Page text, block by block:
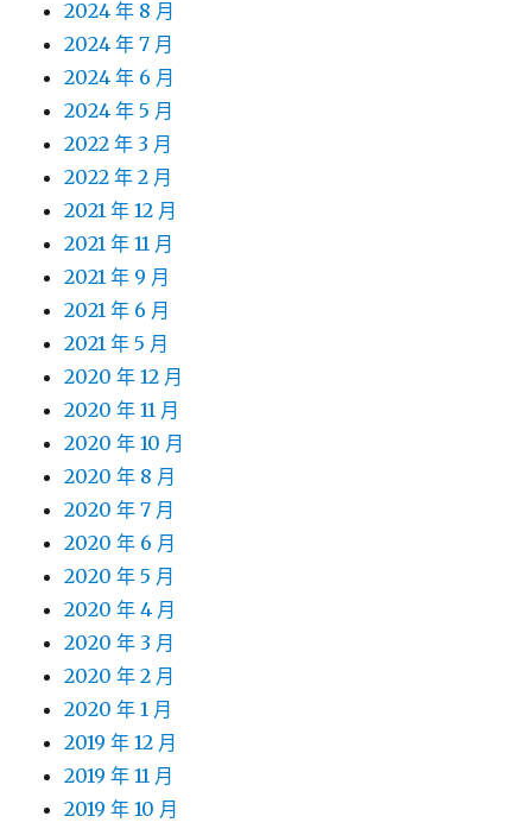
2024 年 8 月
2024 年 7 月
2024 年 6 月
2024 年 5 月
2022 年 3 月
2022 年 2 月
2021 年 12 月
2021 年 11 月
2021 年 9 月
2021 年 6 月
2021 年 5 月
2020 年 12 月
2020 年 11 月
2020 年 10 月
2020 年 8 月
2020 年 7 月
2020 年 6 月
2020 年 5 月
2020 年 4 月
2020 年 3 月
2020 年 2 月
2020 年 1 月
2019 年 12 月
2019 年 11 月
2019 年 10 月